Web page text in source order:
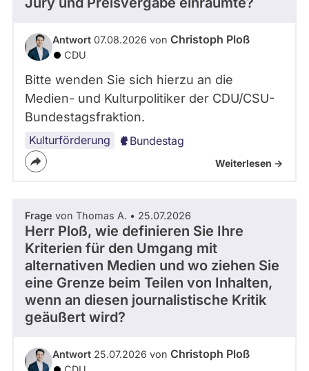
Antwort 07.08.2026 von Christoph Ploß
CDU
Bitte wenden Sie sich hierzu an die
Medien- und Kulturpolitiker der CDU/CSU-
Bundestagsfraktion.
Kulturförderung Bundestag
Weiterlesen ->
Frage von Thomas A. • 25.07.2026
Herr Ploß, wie definieren Sie Ihre
Kriterien für den Umgang mit
alternativen Medien und wo ziehen Sie
eine Grenze beim Teilen von Inhalten,
wenn an diesen journalistische Kritik
geäußert wird?
Antwort 25.07.2026 von Christoph Ploß